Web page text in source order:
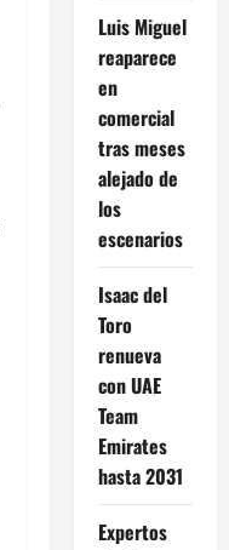
Luis Miguel
reaparece
en
comercial
tras meses
alejado de
los
escenarios
Isaac del
Toro
renueva
con UAE
Team
Emirates
hasta 2031
Expertos